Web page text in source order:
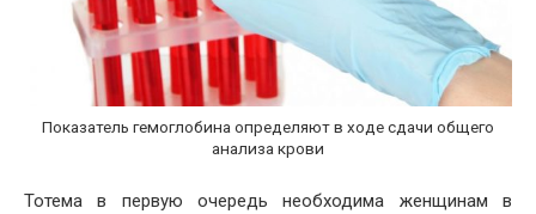
Показатель гемоглобина определяют в ходе сдачи общего
анализа крови
Тотема в первую очередь необходима женщинам в